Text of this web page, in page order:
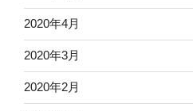
2020年4月
2020年3月
2020年2月